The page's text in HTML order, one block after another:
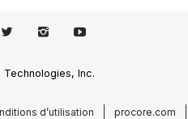
Inc.
d’utilisation
procore.com